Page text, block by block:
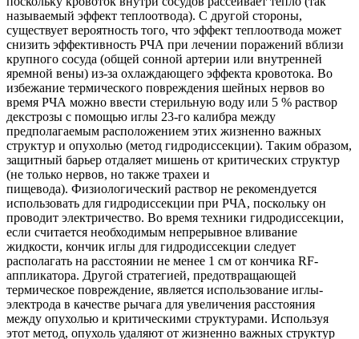
называемый эффект теплоотвода). С другой стороны,
существует вероятность того, что эффект теплоотвода может
снизить эффективность РЧА при лечении поражений вблизи
крупного сосуда (общей сонной артерии или внутренней
яремной вены) из-за охлаждающего эффекта кровотока. Во
избежание термического повреждения шейных нервов во
время РЧА можно ввести стерильную воду или 5 % раствор
декстрозы с помощью иглы 23-го калибра между
предполагаемым расположением этих жизненно важных
структур и опухолью (метод гидродиссекции). Таким образом,
защитный барьер отдаляет мишень от критических структур
(не только нервов, но также трахеи и
пищевода). Физиологический раствор не рекомендуется
использовать для гидродиссекции при РЧА, поскольку он
проводит электричество. Во время техники гидродиссекции,
если считается необходимым непрерывное вливание
жидкости, кончик иглы для гидродиссекции следует
располагать на расстоянии не менее 1 см от кончика RF-
аппликатора. Другой стратегией, предотвращающей
термическое повреждение, является использование иглы-
электрода в качестве рычага для увеличения расстояния
между опухолью и критическими структурами. Используя
этот метод, опухоль удаляют от жизненно важных структур